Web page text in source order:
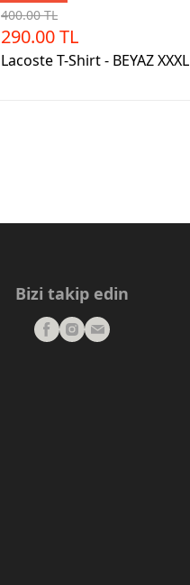
400.00 TL
290.00 TL
Lacoste T-Shirt - BEYAZ XXXL
Bizi takip edin